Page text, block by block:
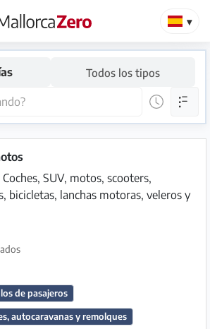
×
Todos los tipos
Coches, SUV, motos, scooters,
bicicletas, lanchas motoras, veleros y
de pasajeros
autocaravanas y remolques